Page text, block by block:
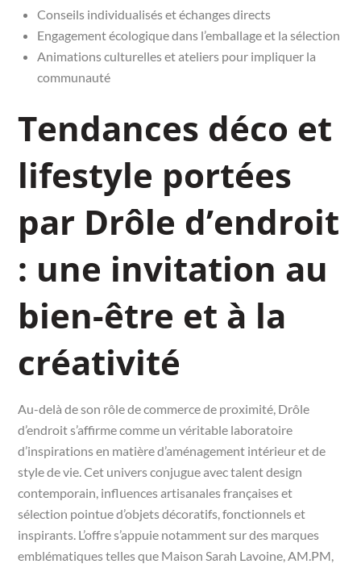
Conseils individualisés et échanges directs
Engagement écologique dans l’emballage et la sélection
Animations culturelles et ateliers pour impliquer la
communauté
Tendances déco et
lifestyle portées
par Drôle d’endroit
: une invitation au
bien-être et à la
créativité
Au-delà de son rôle de commerce de proximité, Drôle
d’endroit s’affirme comme un véritable laboratoire
d’inspirations en matière d’aménagement intérieur et de
style de vie. Cet univers conjugue avec talent design
contemporain, influences artisanales françaises et
sélection pointue d’objets décoratifs, fonctionnels et
inspirants. L’offre s’appuie notamment sur des marques
emblématiques telles que Maison Sarah Lavoine, AM.PM,